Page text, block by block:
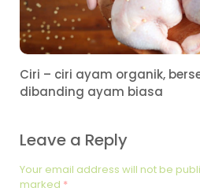
Ciri – ciri ayam organik,
dibanding ayam biasa
Leave a Reply
Your email address will not be
marked *